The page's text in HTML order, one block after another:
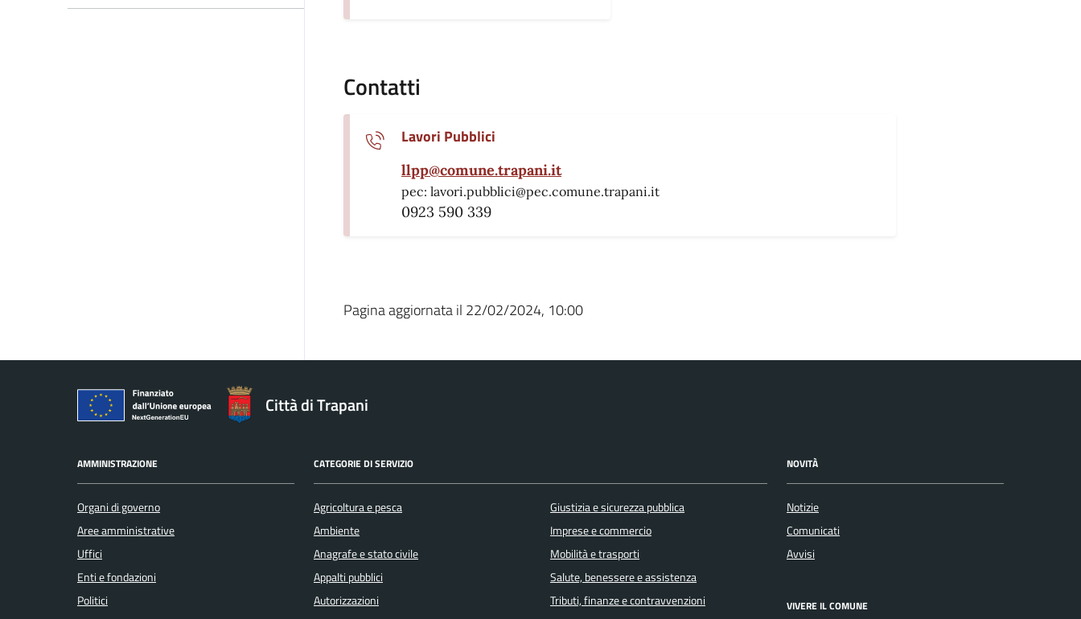
Contatti
Lavori Pubblici
llpp@comune.trapani.it
pec: lavori.pubblici@pec.comune.trapani.it
0923 590 339
Pagina aggiornata il 22/02/2024, 10:00
Città di Trapani
AMMINISTRAZIONE
Organi di governo
Aree amministrative
Uffici
Enti e fondazioni
Politici
CATEGORIE DI SERVIZIO
Agricoltura e pesca
Ambiente
Anagrafe e stato civile
Appalti pubblici
Autorizzazioni
Giustizia e sicurezza pubblica
Imprese e commercio
Mobilità e trasporti
Salute, benessere e assistenza
Tributi, finanze e contravvenzioni
NOVITÀ
Notizie
Comunicati
Avvisi
VIVERE IL COMUNE